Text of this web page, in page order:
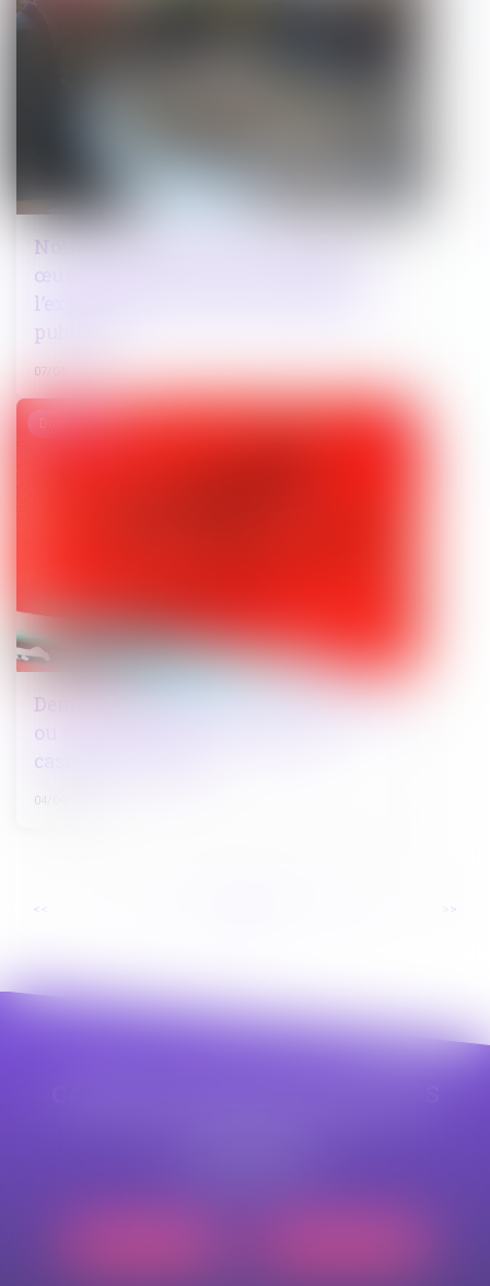
Nouveau décret relatif à la mise en
œuvre de l’article L523-3 du Code de
l’expropriation pour cause d’utilité
publique
07/04/2025
Demande d’aide juridictionnelle avant
ou après le pourvoi ? la Cour de
cassation tranche !
04/04/2025
Droit pénal
<< >>